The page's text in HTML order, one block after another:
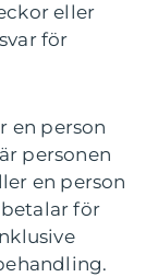
eller
för
en person
personen
en person
för